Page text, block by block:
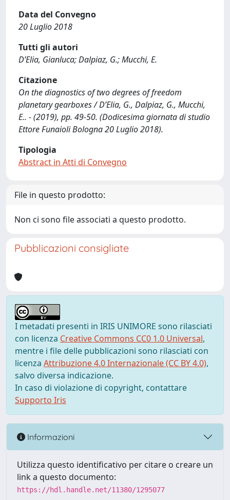
Data del Convegno
20 Luglio 2018
Tutti gli autori
D’Elia, Gianluca; Dalpiaz, G.; Mucchi, E.
Citazione
On the diagnostics of two degrees of freedom
planetary gearboxes / D’Elia, G., Dalpiaz, G., Mucchi,
E.. - (2019), pp. 49-50. (Dodicesima giornata di studio
Ettore Funaioli Bologna 20 Luglio 2018).
Tipologia
Abstract in Atti di Convegno
File in questo prodotto:
Non ci sono file associati a questo prodotto.
Pubblicazioni consigliate
I metadati presenti in IRIS UNIMORE sono rilasciati
con licenza Creative Commons CC0 1.0 Universal,
mentre i file delle pubblicazioni sono rilasciati con
licenza Attribuzione 4.0 Internazionale (CC BY 4.0),
salvo diversa indicazione.
In caso di violazione di copyright, contattare
Supporto Iris
Informazioni
Utilizza questo identificativo per citare o creare un
link a questo documento:
https://hdl.handle.net/11380/1295077